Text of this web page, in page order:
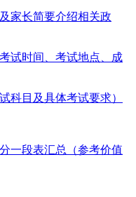
家长简要介绍相关政
试时间、考试地点、成
科目及具体考试要求）
一段表汇总（参考价值